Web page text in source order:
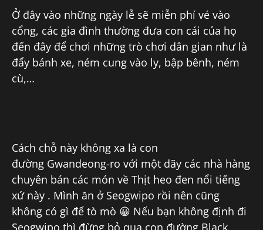
Ở đây vào những ngày lễ sẽ miễn phí vé vào
cổng, các gia đình thường đưa con cái của họ
đến đây để chơi những trò chơi dân gian như là
đẩy bánh xe, ném cung vào ly, bập bênh, ném
cù,…
Cách chỗ này không xa là con
đường Gwandeong-ro với một dãy các nhà hàng
chuyên bán các món về Thịt heo đen nổi tiếng
xứ này . Mình ăn ở Seogwipo rồi nên cũng
không có gì để tò mò 😀 Nếu bạn không định đi
Seogwipo thì đừng bỏ qua con đường Black